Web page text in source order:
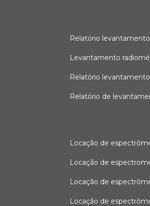
relatório
levantamento
relatório
relatório de
locação de
locação de
locação de
locação de